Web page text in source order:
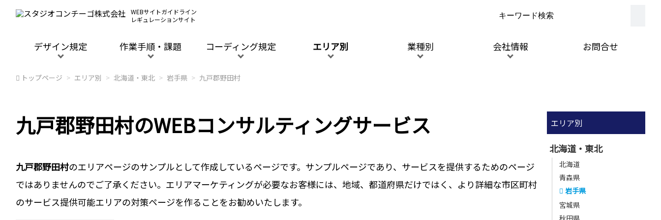
WEBサイトガイドライン
レギュレーションサイト
デザイン規定 作業手順・課題 コーディング規定 エリア別 業種別 会社情報 お問合せ
トップページ エリア別 北海道・東北 岩手県 九戸郡野田村
九戸郡野田村のWEBコンサルティングサービス
九戸郡野田村のエリアページのサンプルとして作成しているページです。サンプルページであり、サービスを提供するためのページ
ではありませんのでご了承ください。エリアマーケティングが必要なお客様には、地域、都道府県だけではく、より詳細な市区町村
のサービス提供可能エリアの対策ページを作ることをお勧めいたします。
エリア別
北海道・東北
北海道
青森県
岩手県
宮城県
秋田県